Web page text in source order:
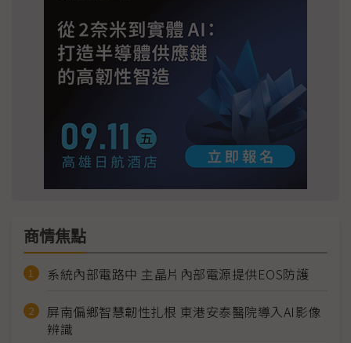
商情焦點
系統內部電路中 主晶片內部電源提供EOS防護
屏南偏鄉智慧韌性扎根 東港安泰醫院導入AI影像
辨識